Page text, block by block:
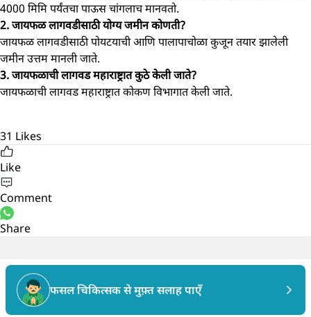
4000 मिमि पर्यंतचा पाऊस चांगलाच मानवतो.
2. जायफळ लागवडीसाठी योग्य जमीन कोणती?
जायफळ लागवडीसाठी पोयटयाची आणि पालापाचोळा कुजून तयार झालेली
जमीन उत्तम मानली जाते.
3. जायफळाची लागवड महाराष्ट्रात कुठे केली जाते?
जायफळाची लागवड महाराष्ट्रात कोकण विभागात केली जाते.
31 Likes
Like
Comment
Share
फसल चिकित्सक से मुफ़्त सलाह पाएँ